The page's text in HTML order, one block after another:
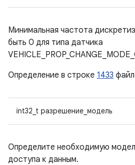
Минимальная частота
быть 0 для типа датчика
Определение в строке 1433
int32_t разрешение_модель
Определите необходимую
доступа к данным.